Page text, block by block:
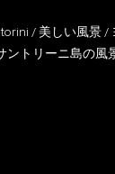
/ 美しい風景/
ントリーニ島の風